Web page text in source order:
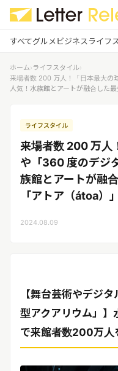
すべてグルメビジネスライフ
グルメ
ビジネス
ライフスタイル
ログイン
企業ユーザーでログ
する
受信 レターリリース受信ユーザ
メディアユーザーでログイ
レターリリースを受信（メ
録）
ホーム›ライフスタイル›
来場者数 200 万人！「日本最大の
人気！水族館とアートが融合した
ライフスタイル
来場者数 200 万人
や「360 度のデジ
族館とアートが融
「アトア（átoa）」
2024.08.09
【舞台芸術やデジ
型アクアリウム」】
で来館者数200万人